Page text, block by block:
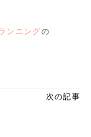
ンニングの
次の記事